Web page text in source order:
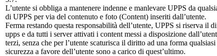
L’utente si obbliga a mantenere indenne e manlevare UPPS da
di UPPS per via del contenuto e foto (Content) inseriti dall’utente.
Ferma restando questa responsabilità dell’utente, UPPS si riserva il
upps e da tutti i server attivati i content messi a disposizione
terzi, senza che per l’utente scaturisca il diritto ad una forma
sicurezza a favore dell’utente sono a carico di quest’ultimo.